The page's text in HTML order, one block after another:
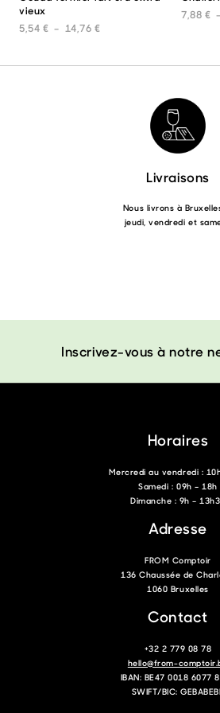
vieux
5,54 € – 14,76 €Plage de prix : 5,54 € à
produit
Les
peuvent
être
choisies
sur
la
du
7,88 € –
Livraisons
Nous livrons à
jeudi, vendredi et
Inscrivez-vous à notre
Horaires
Mercredi au vendredi :
Samedi : 09h – 18h
Dimanche : 9h –
Adresse
FROM Comptoir
136 Chaussée de
1060 Bruxelles
Contact
+32 2 779 08 78
hello@from-
IBAN: BE47 0018 6077
SWIFT/BIC: